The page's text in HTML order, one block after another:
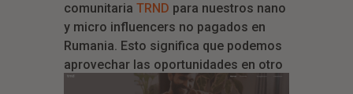
comunitaria TRND para nuestros nano
y micro influencers no pagados en
Rumania. Esto significa que podemos
aprovechar las oportunidades en otro
mercado enorme que tiene sed de